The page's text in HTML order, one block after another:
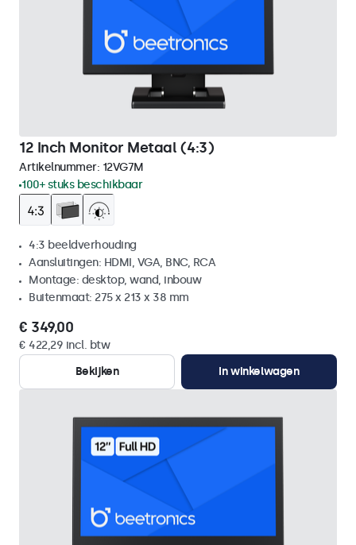
12 Inch Monitor Metaal (4:3)
Artikelnummer: 12VG7M
100+ stuks beschikbaar
4:3 beeldverhouding
Aansluitingen: HDMI, VGA, BNC, RCA
Montage: desktop, wand, inbouw
Buitenmaat: 275 x 213 x 38 mm
€ 349,00
€ 422,29 incl. btw
Bekijken
In winkelwagen